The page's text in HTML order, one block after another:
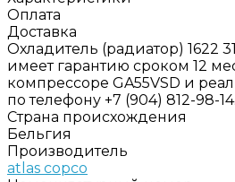
Оплата
Доставка
Охладитель (радиатор) 1622
имеет гарантию сроком 12
компрессоре GA55VSD и
по телефону +7 (904) 812-98-14.
Страна происхождения
Бельгия
Производитель
atlas copco